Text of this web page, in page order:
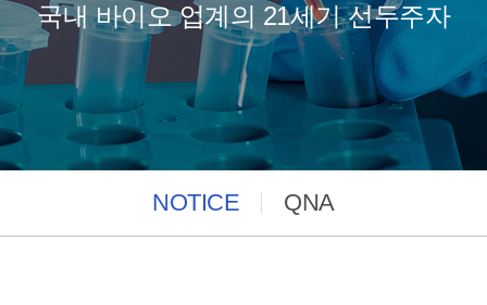
국내 바이오 업계의 21세기 선두주자
NOTICE QNA